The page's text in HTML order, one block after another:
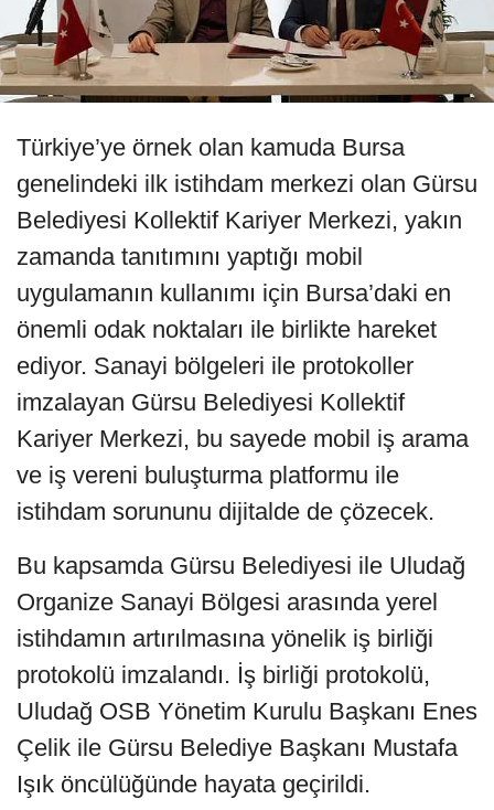
Türkiye’ye örnek olan kamuda Bursa
genelindeki ilk istihdam merkezi olan Gürsu
Belediyesi Kollektif Kariyer Merkezi, yakın
zamanda tanıtımını yaptığı mobil
uygulamanın kullanımı için Bursa’daki en
önemli odak noktaları ile birlikte hareket
ediyor. Sanayi bölgeleri ile protokoller
imzalayan Gürsu Belediyesi Kollektif
Kariyer Merkezi, bu sayede mobil iş arama
ve iş vereni buluşturma platformu ile
istihdam sorununu dijitalde de çözecek.
Bu kapsamda Gürsu Belediyesi ile Uludağ
Organize Sanayi Bölgesi arasında yerel
istihdamın artırılmasına yönelik iş birliği
protokolü imzalandı. İş birliği protokolü,
Uludağ OSB Yönetim Kurulu Başkanı Enes
Çelik ile Gürsu Belediye Başkanı Mustafa
Işık öncülüğünde hayata geçirildi.